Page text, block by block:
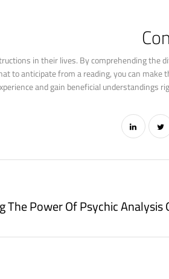
in their lives. By comprehending the
to anticipate from a reading, you can make
and gain beneficial understandings
The Power Of Psychic Analysis